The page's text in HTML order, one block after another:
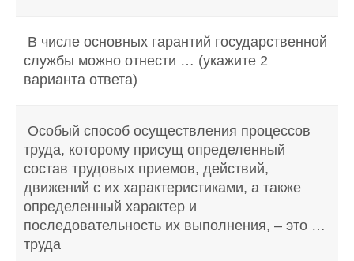
В числе основных гарантий государственной
службы можно отнести … (укажите 2
варианта ответа)
Особый способ осуществления процессов
труда, которому присущ определенный
состав трудовых приемов, действий,
движений с их характеристиками, а также
определенный характер и
последовательность их выполнения, – это …
труда